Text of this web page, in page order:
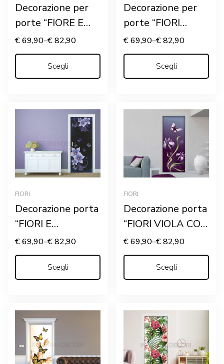
Decorazione per
porte “FIORE E
FARFALLE”
€69,90–€82,90
Scegli
Decorazione per
porte “FIORI
ROSA E
FARFALLE”
€69,90–€82,90
Scegli
FIORI
Decorazione porta
“FIORI E
FARFALLE VIOLA”
€69,90–€82,90
Scegli
FIORI
Decorazione porta
“FIORI VIOLA CON
FARFALLA”
€69,90–€82,90
Scegli